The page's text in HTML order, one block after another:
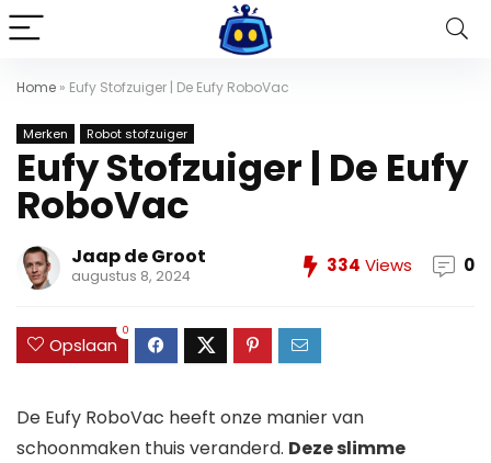
Home » Eufy Stofzuiger | De Eufy RoboVac
Merken Robot stofzuiger
Eufy Stofzuiger | De Eufy
RoboVac
Jaap de Groot
augustus 8, 2024 334 Views 0
Opslaan
0
De Eufy RoboVac heeft onze manier van
schoonmaken thuis veranderd. Deze slimme